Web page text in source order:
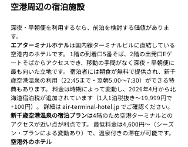
空港周辺の宿泊施設
深夜・早朝便を利用するなら、前泊を検討する価値がありま
す。
エアターミナルホテルは国内線ターミナルビルに直結している
空港内のホテルです。 1階の到着口5番そば、2階の出発口Eゲ
ートそばからアクセスでき、移動の手間がなく深夜・早朝便に
最も向いた立地です。 宿泊者には朝食が無料で提供され、新千
歳空港温泉の利用（22:45まで・翌朝5:00〜7:30）ができる特
典もあります。 料金は時期によって変動し、2026年4月から北
海道宿泊税が追加されています（1人1泊税抜き〜19,999円で
+100円）。 詳細は air-terminal-hotel.jp でご確認ください。
新千歳空港温泉の宿泊プランは4階のため空港ターミナルとの
アクセスが近い点が利点です。 最低料金は4,600円〜（シーズ
ン・プランによる変動あり）で、温泉付きの滞在が可能です。
空港外のホテル